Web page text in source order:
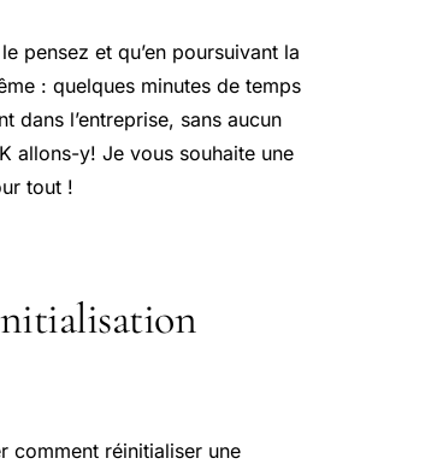
pensez et qu’en poursuivant la
: quelques minutes de temps
dans l’entreprise, sans aucun
allons-y! Je vous souhaite une
tout !
comment réinitialiser une